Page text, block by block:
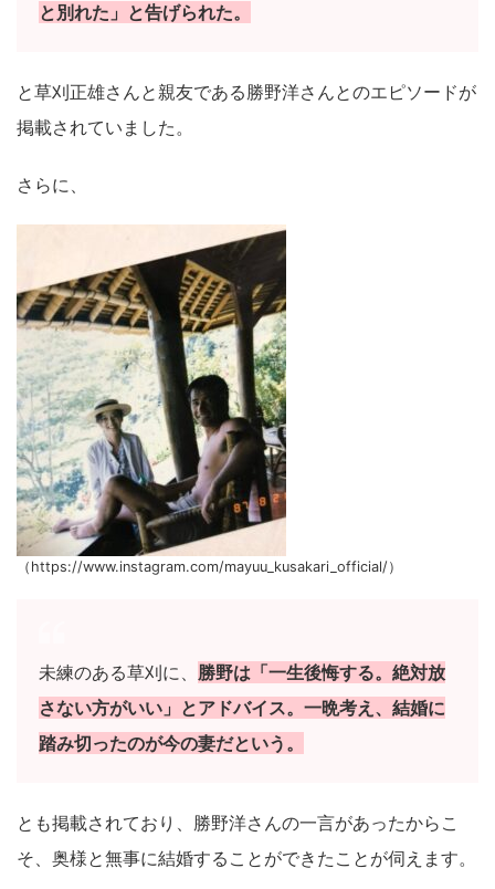
と別れた」と告げられた。
と草刈正雄さんと親友である勝野洋さんとのエピソードが
掲載されていました。
さらに、
（https://www.instagram.com/mayuu_kusakari_official/）
未練のある草刈に、 勝野は「一生後悔する。絶対放
さない方がいい」とアドバイス。一晩考え、結婚に
踏み切ったのが今の妻だという。
とも掲載されており、勝野洋さんの一言があったからこ
そ、奥様と無事に結婚することができたことが伺えます。